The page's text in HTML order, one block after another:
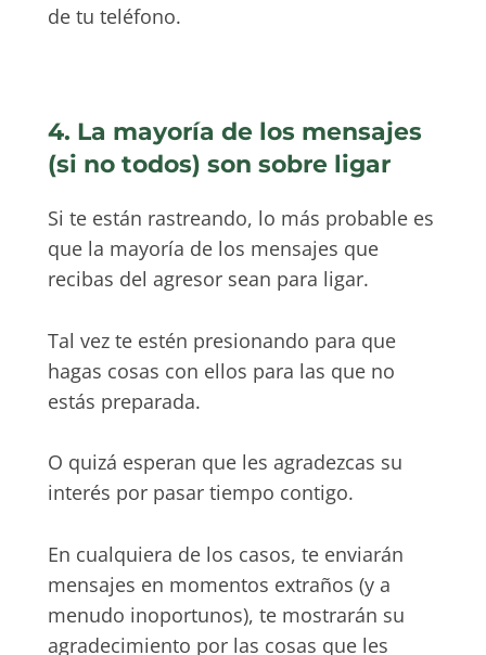
de tu teléfono.
4. La mayoría de los mensajes
(si no todos) son sobre ligar
Si te están rastreando, lo más probable es
que la mayoría de los mensajes que
recibas del agresor sean para ligar.
Tal vez te estén presionando para que
hagas cosas con ellos para las que no
estás preparada.
O quizá esperan que les agradezcas su
interés por pasar tiempo contigo.
En cualquiera de los casos, te enviarán
mensajes en momentos extraños (y a
menudo inoportunos), te mostrarán su
agradecimiento por las cosas que les